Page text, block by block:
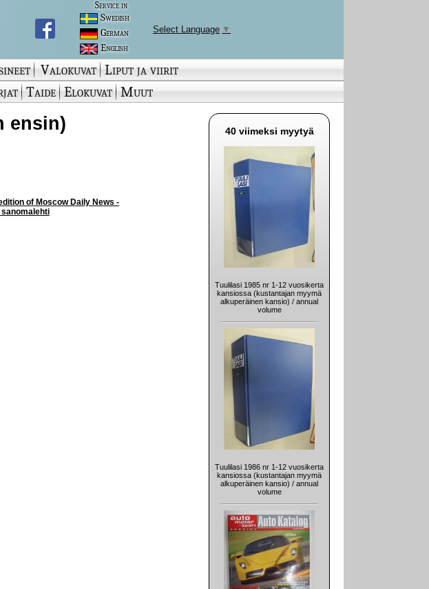
Service in
Swedish
German
English
Select Language ▼
Valokuvat Liput ja viirit
Taide Elokuvat Muut
ensin)
of Moscow Daily News -
40 viimeksi myytyä
Tuulilasi 1985 nr 1-12 vuosikerta
kansiossa (kustantajan myymä
alkuperäinen kansio) / annual
volume
Tuulilasi 1986 nr 1-12 vuosikerta
kansiossa (kustantajan myymä
alkuperäinen kansio) / annual
volume